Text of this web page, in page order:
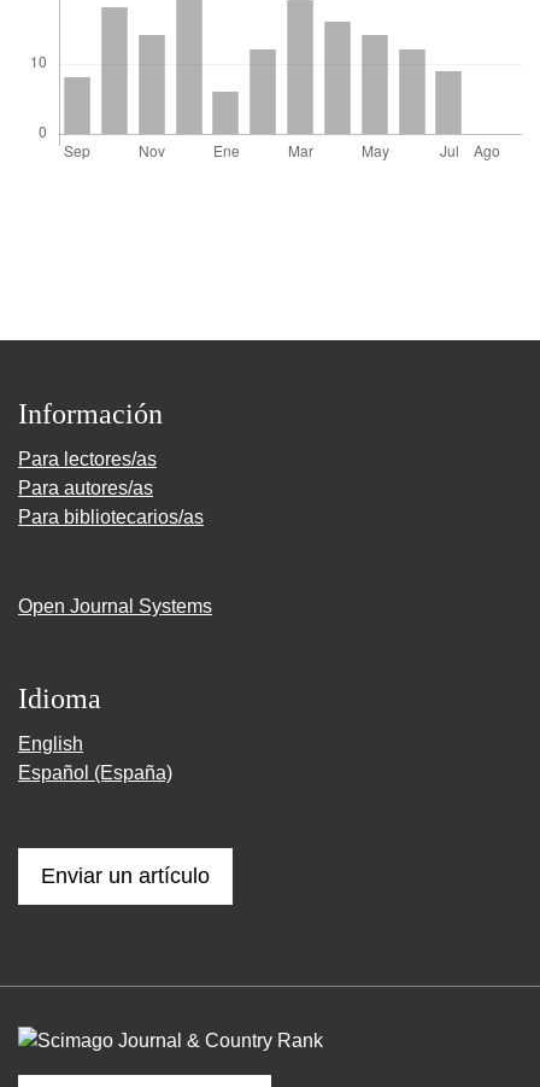
Información
Para lectores/as
Para autores/as
Para bibliotecarios/as
Open Journal Systems
Idioma
English
Español (España)
Enviar un artículo